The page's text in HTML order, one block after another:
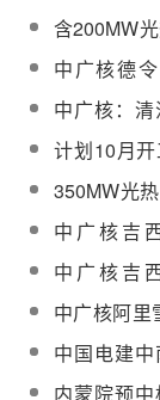
含200MW
兴安盟500
基地等项目
中广核德
瓦光热储
工 为国内
高的光热
目
中广核：
电量累计
瓦时
计划10月
吉西基地
式光热项目
350MW光
里、德令哈
热＋”项目
中广核吉
100MW光
光集热系统
中广核吉
100MW光
盐泵及调
公开招标
中广核阿里
碳"光储热
理招标
中国电建
广核阿里
内蒙院预